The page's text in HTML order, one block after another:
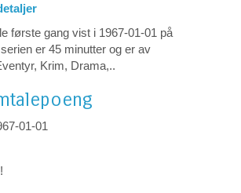
første gang vist i 1967-01-01 på
er 45 minutter og er av
Krim, Drama,..
01-01